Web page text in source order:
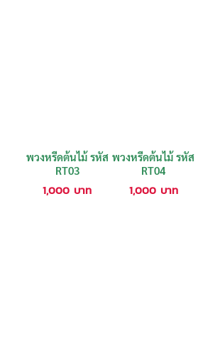
พวงหรีดต้นไม้ รหัส
RT03
1,000 บาท
พวงหรีดต้นไม้ รหัส
RT04
1,000 บาท